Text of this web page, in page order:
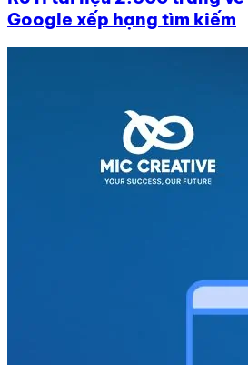
Google xếp hạng tìm kiếm